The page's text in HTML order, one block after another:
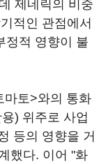
제네릭의 비중
적인 관점에서
정적 영향이 불
마토>와의 통화
) 위주로 사업
등의 영향을 거
했다. 이어 "화